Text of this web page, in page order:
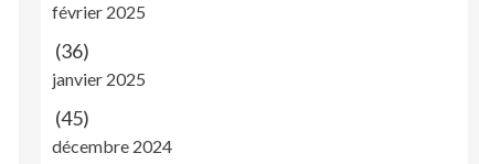
février 2025
(36)
janvier 2025
(45)
décembre 2024